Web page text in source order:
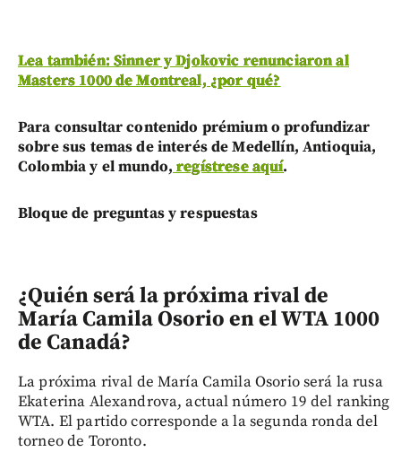
Lea también: Sinner y Djokovic renunciaron al
Masters 1000 de Montreal, ¿por qué?
Para consultar contenido prémium o profundizar
sobre sus temas de interés de Medellín, Antioquia,
Colombia y el mundo, regístrese aquí.
Bloque de preguntas y respuestas
¿Quién será la próxima rival de
María Camila Osorio en el WTA 1000
de Canadá?
La próxima rival de María Camila Osorio será la rusa
Ekaterina Alexandrova, actual número 19 del ranking
WTA. El partido corresponde a la segunda ronda del
torneo de Toronto.